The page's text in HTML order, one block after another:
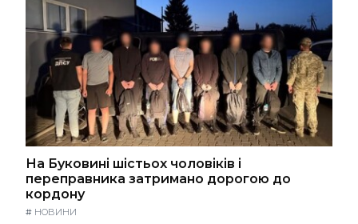
На Буковині шістьох чоловіків і
переправника затримано дорогою до
кордону
# НОВИНИ